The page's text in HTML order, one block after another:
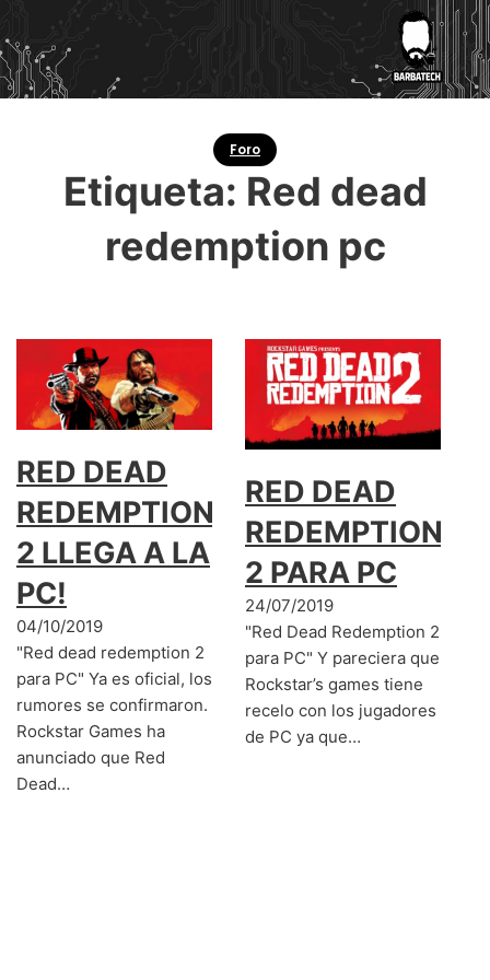
Foro
Etiqueta: Red dead
redemption pc
RED DEAD
REDEMPTION
2 LLEGA A LA
PC!
04/10/2019
"Red dead redemption 2
para PC" Ya es oficial, los
rumores se confirmaron.
Rockstar Games ha
anunciado que Red
Dead…
RED DEAD
REDEMPTION
2 PARA PC
24/07/2019
"Red Dead Redemption 2
para PC" Y pareciera que
Rockstar’s games tiene
recelo con los jugadores
de PC ya que…